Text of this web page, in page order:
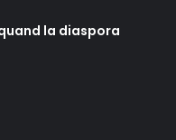
la diaspora